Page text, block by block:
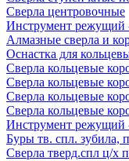
Сверла центровочные
Инструмент режущий
Алмазные сверла и
Оснастка для
Сверла кольцевые
Сверла кольцевые
Сверла кольцевые
Сверла кольцевые
Инструмент режущий
Буры тв. спл. зубила,
Сверла тверд.спл ц/х